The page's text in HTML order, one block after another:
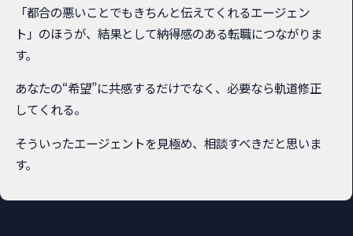
「都合の悪いことでもきちんと伝えてくれるエージェン
ト」のほうが、結果として納得感のある転職につながりま
す。
あなたの“希望”に共感するだけでなく、必要なら軌道修正
してくれる。
そういったエージェントを見極め、相談すべきだと思いま
す。